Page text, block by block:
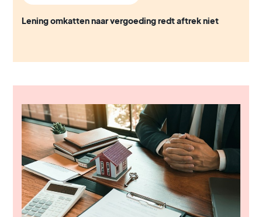
Lening omkatten naar vergoeding redt aftrek niet